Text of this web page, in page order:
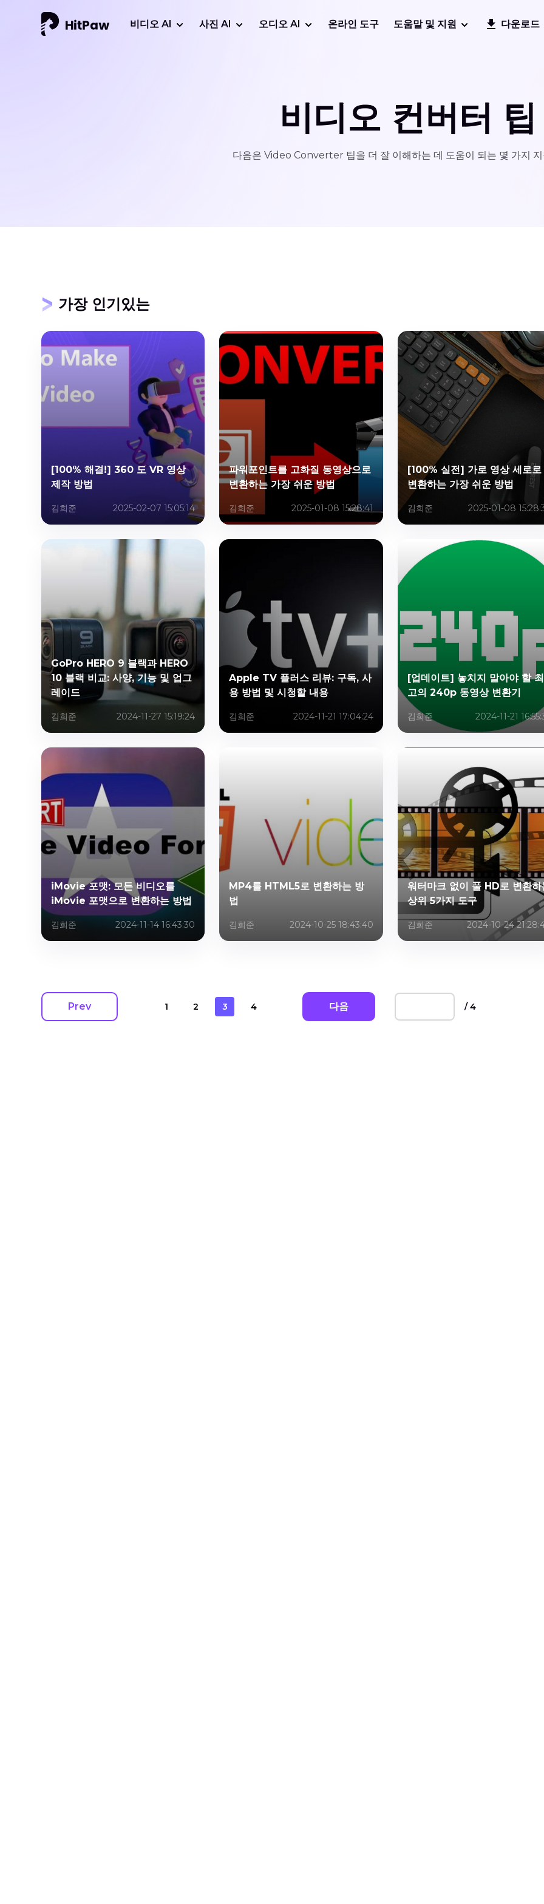
비디오 AI 사진 AI 오디오 AI 온라인 도구 도움말 및 지원 다운로드
비디오 컨버터 팁
다음은 Video Converter 팁을 더 잘 이해하는 데 도움이 되는 몇 가지
가장 인기있는
[100% 해결!] 360 도 VR 영상
제작 방법
김희준 2025-02-07 15:05:14
파워포인트를 고화질 동영상으로
변환하는 가장 쉬운 방법
김희준 2025-01-08 15:28:41
[100% 실전] 가로 영상 세로로
변환하는 가장 쉬운 방법
김희준 2025-01-08
GoPro HERO 9 블랙과 HERO
10 블랙 비교: 사양, 기능 및 업그
레이드
김희준 2024-11-27 15:19:24
Apple TV 플러스 리뷰: 구독, 사
용 방법 및 시청할 내용
김희준 2024-11-21 17:04:24
[업데이트] 놓치지 말아야 할 최
고의 240p 동영상 변환기
김희준 2024-11-21
iMovie 포맷: 모든 비디오를
iMovie 포맷으로 변환하는 방법
김희준 2024-11-14 16:43:30
MP4를 HTML5로 변환하는 방
법
김희준 2024-10-25 18:43:40
워터마크 없이 풀 HD로 변환하
상위 5가지 도구
김희준 2024-10-24
Prev 1 2 3 4 다음 / 4